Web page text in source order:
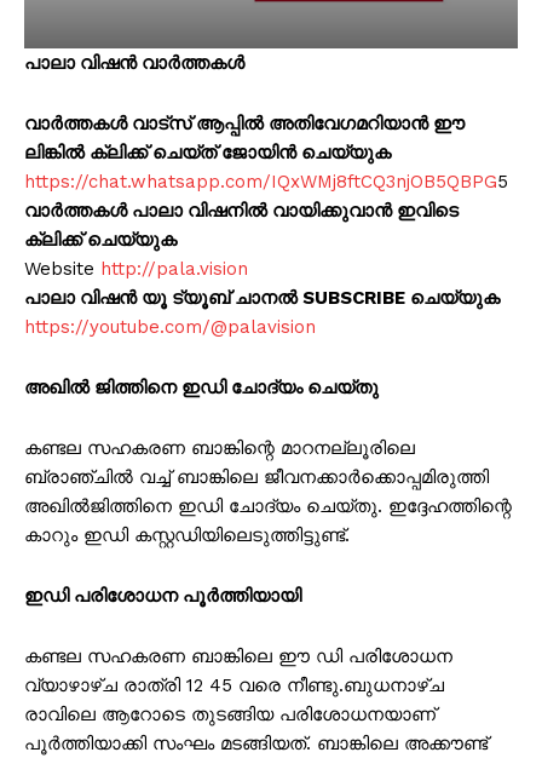
പാലാ വിഷൻ വാർത്തകൾ
വാർത്തകൾ വാട്സ് ആപ്പിൽ അതിവേഗമറിയാൻ ഈ
ലിങ്കിൽ ക്ലിക്ക് ചെയ്ത് ജോയിൻ ചെയ്യുക
https://chat.whatsapp.com/IQxWMj8ftCQ3njOB5QBPG5
വാർത്തകൾ പാലാ വിഷനിൽ വായിക്കുവാൻ ഇവിടെ
ക്ലിക്ക് ചെയ്യുക
Website http://pala.vision
പാലാ വിഷൻ യൂ ട്യൂബ് ചാനൽ SUBSCRIBE ചെയ്യുക
https://youtube.com/@palavision
അഖിൽ ജിത്തിനെ ഇഡി ചോദ്യം ചെയ്തു
കണ്ടല സഹകരണ ബാങ്കിന്റെ മാറനല്ലൂരിലെ
ബ്രാഞ്ചിൽ വച്ച് ബാങ്കിലെ ജീവനക്കാർക്കൊപ്പമിരുത്തി
അഖിൽജിത്തിനെ ഇഡി ചോദ്യം ചെയ്തു. ഇദ്ദേഹത്തിന്റെ
കാറും ഇഡി കസ്റ്റഡിയിലെടുത്തിട്ടുണ്ട്.
ഇഡി പരിശോധന പൂർത്തിയായി
കണ്ടല സഹകരണ ബാങ്കിലെ ഈ ഡി പരിശോധന
വ്യാഴാഴ്ച രാത്രി 12 45 വരെ നീണ്ടു.ബുധനാഴ്ച
രാവിലെ ആറോടെ തുടങ്ങിയ പരിശോധനയാണ്
പൂർത്തിയാക്കി സംഘം മടങ്ങിയത്. ബാങ്കിലെ അക്കൗണ്ട്